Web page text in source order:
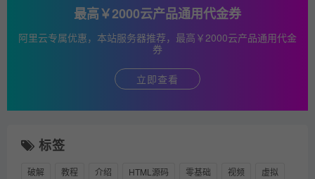
最高￥2000云产品通用代金券
阿里云专属优惠，本站服务器推荐，最高￥2000云产品通用代金
券
立即查看
标签
破解 教程 介绍 HTML源码 零基础 视频 虚拟